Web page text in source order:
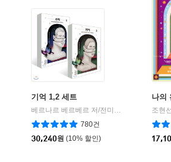
기억 1,2 세트
베르나르 베르베르 저/전미연 역
열린책들
780건
30,240원 (10% 할인)
나의
조현